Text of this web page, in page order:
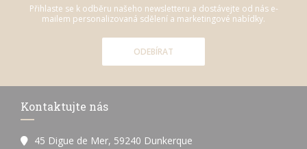
Přihlaste se k odběru našeho newsletteru a dostávejte od nás e-
mailem personalizovaná sdělení a marketingové nabídky.
ODEBÍRAT
Kontaktujte nás
45 Digue de Mer, 59240 Dunkerque